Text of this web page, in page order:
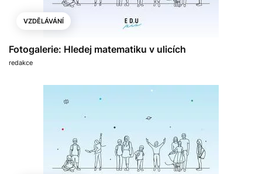
VZDĚLÁVÁNÍ
Fotogalerie: Hledej matematiku v ulicích
redakce